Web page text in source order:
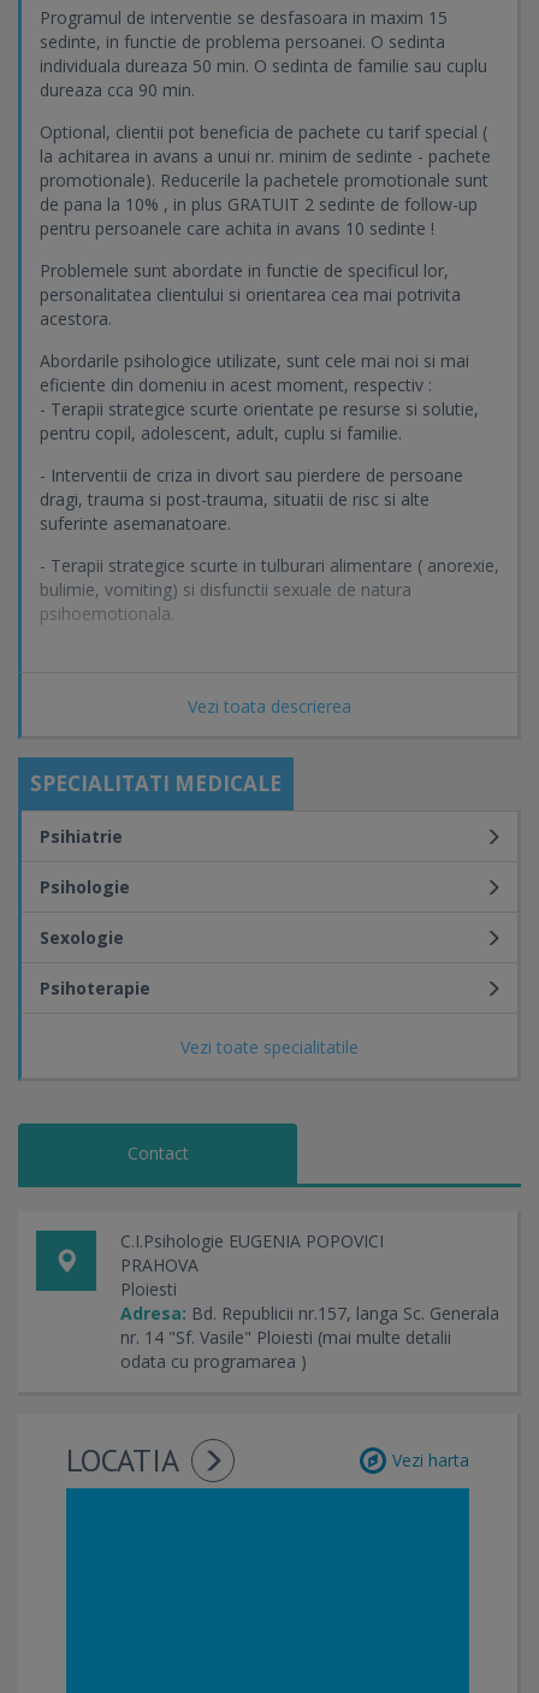
Vezi toata descrierea
Programul de interventie se desfasoara in maxim 15
sedinte, in functie de problema persoanei. O sedinta
individuala dureaza 50 min. O sedinta de familie sau cuplu
dureaza cca 90 min.
Optional, clientii pot beneficia de pachete cu tarif special (
la achitarea in avans a unui nr. minim de sedinte - pachete
promotionale). Reducerile la pachetele promotionale sunt
de pana la 10% , in plus GRATUIT 2 sedinte de follow-up
pentru persoanele care achita in avans 10 sedinte !
Problemele sunt abordate in functie de specificul lor,
personalitatea clientului si orientarea cea mai potrivita
acestora.
Abordarile psihologice utilizate, sunt cele mai noi si mai
eficiente din domeniu in acest moment, respectiv :
- Terapii strategice scurte orientate pe resurse si solutie,
pentru copil, adolescent, adult, cuplu si familie.
- Interventii de criza in divort sau pierdere de persoane
dragi, trauma si post-trauma, situatii de risc si alte
suferinte asemanatoare.
- Terapii strategice scurte in tulburari alimentare ( anorexie,
bulimie, vomiting) si disfunctii sexuale de natura
psihoemotionala.
Va astept cu drag !
SPECIALITATI MEDICALE
Vezi toate specialitatile
Psihiatrie
Psihologie
Sexologie
Psihoterapie
Contact
C.I.Psihologie EUGENIA POPOVICI
PRAHOVA
Ploiesti
Adresa: Bd. Republicii nr.157, langa Sc. Generala
nr. 14 "Sf. Vasile" Ploiesti (mai multe detalii
odata cu programarea )
LOCATIA Vezi harta